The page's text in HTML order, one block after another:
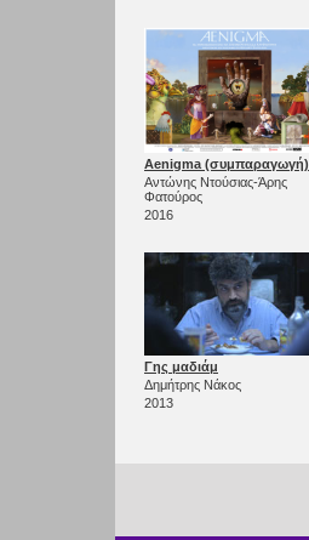
Aenigma (συμπαραγωγή)
Αντώνης Ντούσιας-Άρης
Φατούρος
2016
Γης μαδιάμ
Δημήτρης Νάκος
2013